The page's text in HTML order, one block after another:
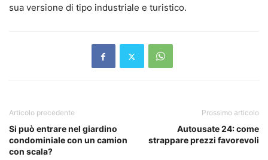
sua versione di tipo industriale e turistico.
Articolo precedente
Si può entrare nel giardino
condominiale con un camion
con scala?
Prossimo articolo
Autousate 24: come
strappare prezzi favorevoli